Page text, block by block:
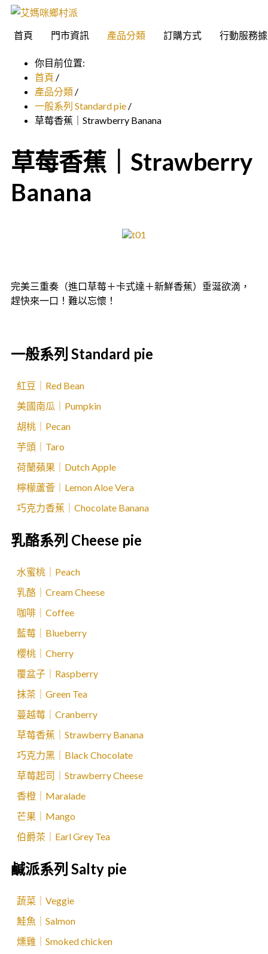
首頁 門市資訊 產品分類 訂購方式 行動服務
你目前位置:
首頁 /
產品分類 /
一般系列 Standard pie /
草莓香蕉｜Strawberry Banana
草莓香蕉｜Strawberry
Banana
完美三重奏（進口草莓＋卡式達＋新鮮香蕉）垂涎欲滴，
趕快來一口！難以忘懷！
一般系列 Standard pie
紅豆｜Red Bean
美國南瓜｜Pumpkin
胡桃｜Pecan
芋頭｜Taro
荷蘭蘋果｜Dutch Apple
檸檬蘆薈｜Lemon Aloe Vera
巧克力香蕉｜Chocolate Banana
乳酪系列 Cheese pie
水蜜桃｜Peach
乳酪｜Cream Cheese
咖啡｜Coffee
藍莓｜Blueberry
櫻桃｜Cherry
覆盆子｜Raspberry
抹茶｜Green Tea
蔓越莓｜Cranberry
草莓香蕉｜Strawberry Banana
巧克力黑｜Black Chocolate
草莓起司｜Strawberry Cheese
香橙｜Maralade
芒果｜Mango
伯爵茶｜Earl Grey Tea
鹹派系列 Salty pie
蔬菜｜Veggie
鮭魚｜Salmon
燻雞｜Smoked chicken